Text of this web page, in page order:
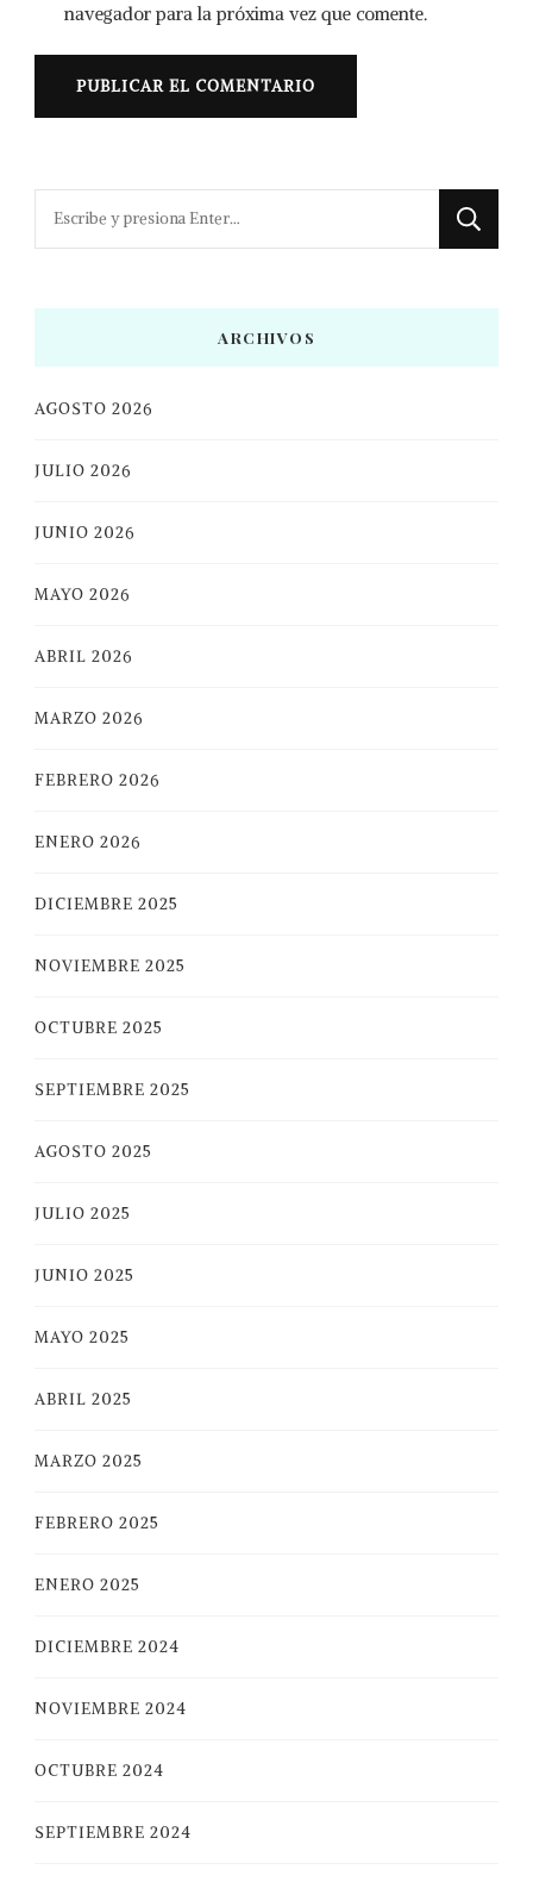
navegador para la próxima vez que comente.
¿Buscas
ARCHIVOS
AGOSTO 2026
JULIO 2026
JUNIO 2026
MAYO 2026
ABRIL 2026
MARZO 2026
FEBRERO 2026
ENERO 2026
DICIEMBRE 2025
NOVIEMBRE 2025
OCTUBRE 2025
SEPTIEMBRE 2025
AGOSTO 2025
JULIO 2025
JUNIO 2025
MAYO 2025
ABRIL 2025
MARZO 2025
FEBRERO 2025
ENERO 2025
DICIEMBRE 2024
NOVIEMBRE 2024
OCTUBRE 2024
SEPTIEMBRE 2024